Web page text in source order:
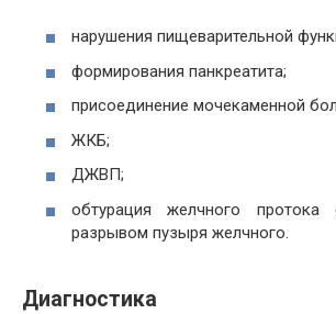
нарушения пищеварительной
формирования панкреатита;
присоединение мочекаменной
ЖКБ;
ДЖВП;
обтурация желчного
разрывом пузыря желчного.
Диагностика